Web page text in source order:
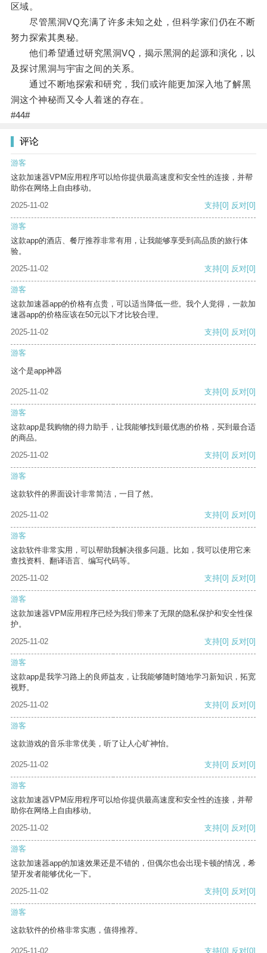
区域。
尽管黑洞VQ充满了许多未知之处，但科学家们仍在不断
努力探索其奥秘。
他们希望通过研究黑洞VQ，揭示黑洞的起源和演化，以
及探讨黑洞与宇宙之间的关系。
通过不断地探索和研究，我们或许能更加深入地了解黑
洞这个神秘而又令人着迷的存在。
#44#
评论
游客
这款加速器VPM应用程序可以给你提供最高速度和安全性的连接，并帮
助你在网络上自由移动。
2025-11-02
支持[0] 反对[0]
游客
这款app的酒店、餐厅推荐非常有用，让我能够享受到高品质的旅行体
验。
2025-11-02
支持[0] 反对[0]
游客
这款加速器app的价格有点贵，可以适当降低一些。我个人觉得，一款加
速器app的价格应该在50元以下才比较合理。
2025-11-02
支持[0] 反对[0]
游客
这个是app神器
2025-11-02 支持[0] 反对[0]
游客
这款app是我购物的得力助手，让我能够找到最优惠的价格，买到最合适
的商品。
2025-11-02
支持[0] 反对[0]
游客
这款软件的界面设计非常简洁，一目了然。
2025-11-02 支持[0] 反对[0]
游客
这款软件非常实用，可以帮助我解决很多问题。比如，我可以使用它来
查找资料、翻译语言、编写代码等。
2025-11-02
支持[0] 反对[0]
游客
这款加速器VPM应用程序已经为我们带来了无限的隐私保护和安全性保
护。
2025-11-02
支持[0] 反对[0]
游客
这款app是我学习路上的良师益友，让我能够随时随地学习新知识，拓宽
视野。
2025-11-02
支持[0] 反对[0]
游客
这款游戏的音乐非常优美，听了让人心旷神怡。
2025-11-02 支持[0] 反对[0]
游客
这款加速器VPM应用程序可以给你提供最高速度和安全性的连接，并帮
助你在网络上自由移动。
2025-11-02
支持[0] 反对[0]
游客
这款加速器app的加速效果还是不错的，但偶尔也会出现卡顿的情况，希
望开发者能够优化一下。
2025-11-02
支持[0] 反对[0]
游客
这款软件的价格非常实惠，值得推荐。
2025-11-02 支持[0] 反对[0]